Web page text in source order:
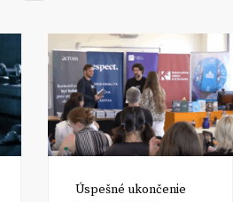
Úspešné ukončenie